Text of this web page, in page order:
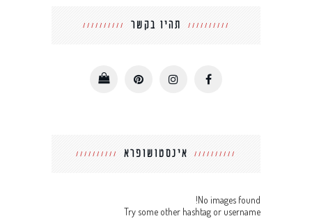
תהיו בקשר
אינסטושופרא
No images found!
Try some other hashtag or username